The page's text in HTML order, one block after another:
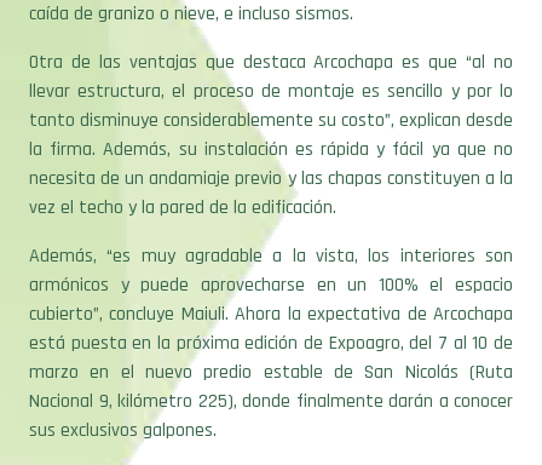
caída de granizo o nieve, e incluso sismos.
Otra de las ventajas que destaca Arcochapa es que “al no
llevar estructura, el proceso de montaje es sencillo y por lo
tanto disminuye considerablemente su costo”, explican desde
la firma. Además, su instalación es rápida y fácil ya que no
necesita de un andamiaje previo y las chapas constituyen a la
vez el techo y la pared de la edificación.
Además, “es muy agradable a la vista, los interiores son
armónicos y puede aprovecharse en un 100% el espacio
cubierto”, concluye Maiuli. Ahora la expectativa de Arcochapa
está puesta en la próxima edición de Expoagro, del 7 al 10 de
marzo en el nuevo predio estable de San Nicolás (Ruta
Nacional 9, kilómetro 225), donde finalmente darán a conocer
sus exclusivos galpones.